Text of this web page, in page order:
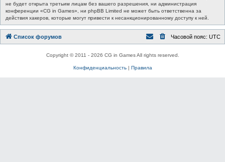
не будет открыта третьим лицам без вашего разрешения, ни администрация
конференции «CG in Games», ни phpBB Limited не может быть ответственна за
действия хакеров, которые могут привести к несанкционированному доступу к ней.
Список форумов Часовой пояс: UTC
Copyright © 2011 - 2026 CG in Games All rights reserved.
Конфиденциальность| Правила